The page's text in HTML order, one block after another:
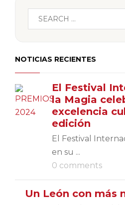
NOTICIAS RECIENTES
El Festival
la Magia
excelencia
edición
El Festival
en su ...
0 comments
Un León con más